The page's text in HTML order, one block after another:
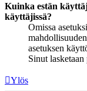
Kuinka estän
käyttäjissä?
Omissa
asetuksen
Sinut
Ylös